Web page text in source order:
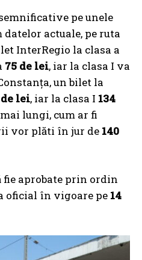
pe unele
actuale, pe ruta
InterRegio la clasa a
75 de lei, iar la clasa I va
un bilet la
de lei, iar la clasa I 134
lungi, cum ar fi
vor plăti în jur de 140
fie aprobate prin ordin
oficial în vigoare pe 14